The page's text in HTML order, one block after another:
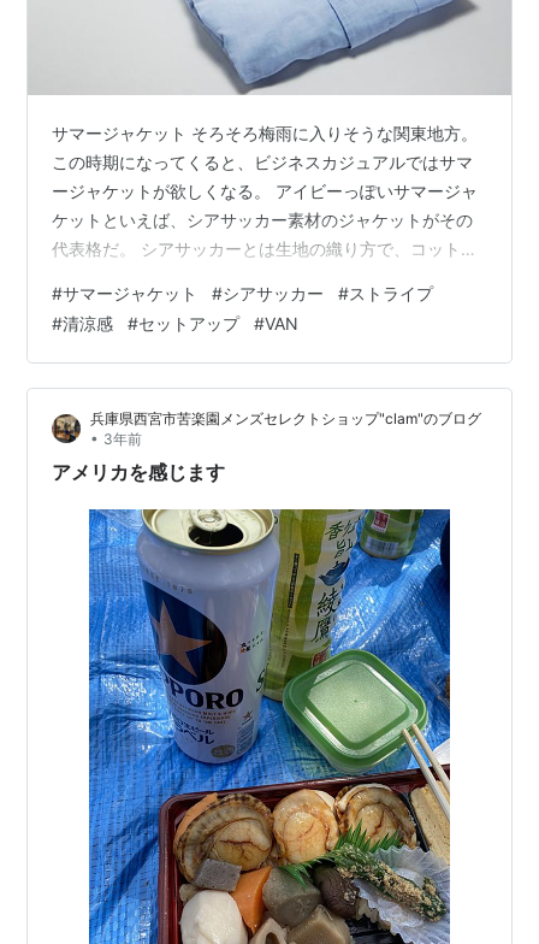
サマージャケット そろそろ梅雨に入りそうな関東地方。
この時期になってくると、ビジネスカジュアルではサマ
ージャケットが欲しくなる。 アイビーっぽいサマージャ
ケットといえば、シアサッカー素材のジャケットがその
代表格だ。 シアサッカーとは生地の織り方で、コットン
く張ったものを交互に織るため、表面が交互に凹凸状に
波を打ったようになる。 このように立体感のある織り方
なので、ストライプと相性が良く、アイビージャケット
といえば、薄いブルーやピンクのストライプが定番であ
る。 また表面が凹凸しているのでサラサラとした肌触り
であり、また肌との接地面が少なく清涼感や…
#サマージャケット #シアサッカー #ストライプ
#清涼感 #セットアップ #VAN
兵庫県西宮市苦楽園メンズセレクトショップ"clam"のブログ
• 3年前
アメリカを感じます